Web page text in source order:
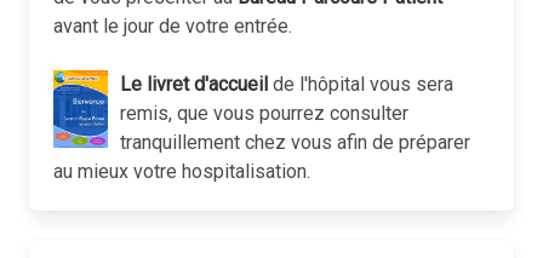
avant le jour de votre entrée.
Le livret d'accueil de l'hôpital vous sera
remis, que vous pourrez consulter
tranquillement chez vous afin de préparer
au mieux votre hospitalisation.